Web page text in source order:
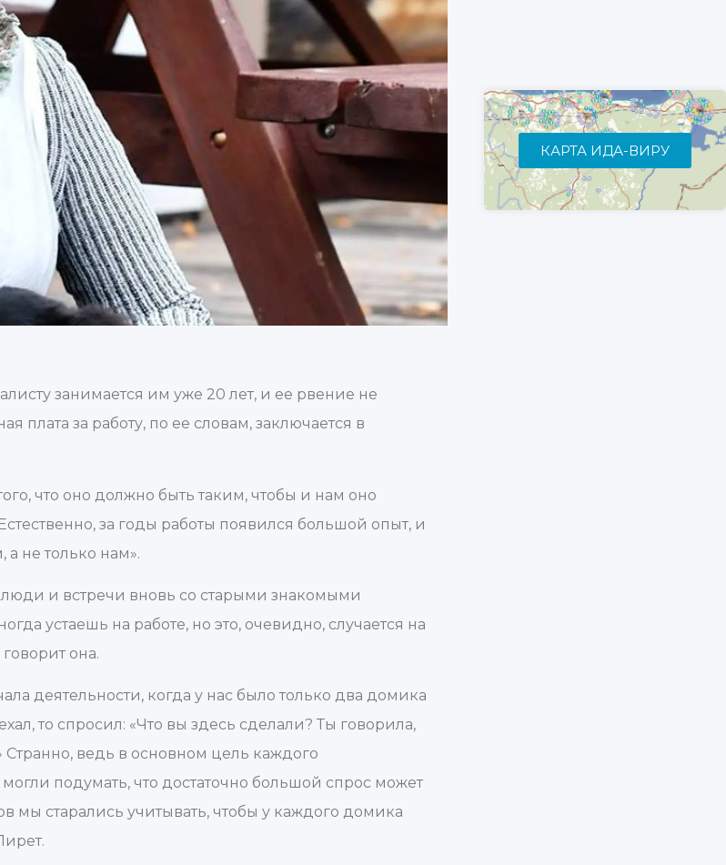
занимается им уже 20 лет, и ее рвение не
плата за работу, по ее словам, заключается в
что оно должно быть таким, чтобы и нам оно
за годы работы появился большой опыт, и
не только нам».
и встречи вновь со старыми знакомыми
устаешь на работе, но это, очевидно, случается на
она.
деятельности, когда у нас было только два домика
то спросил: «Что вы здесь сделали? Ты говорила,
ведь в основном цель каждого
подумать, что достаточно большой спрос может
мы старались учитывать, чтобы у каждого домика
КАРТА ИДА-ВИРУ